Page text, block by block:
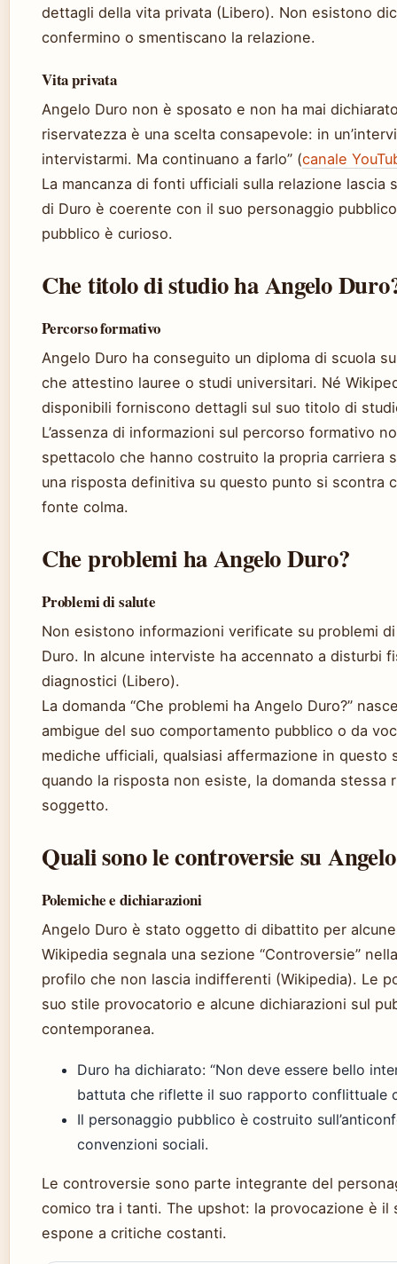
dettagli della vita privata (Libero). Non esistono
confermino o smentiscano la relazione.
Vita privata
Angelo Duro non è sposato e non ha mai
riservatezza è una scelta consapevole: in
intervistarmi. Ma continuano a farlo” (canale
La mancanza di fonti ufficiali sulla relazione lascia
di Duro è coerente con il suo personaggio
pubblico è curioso.
Che titolo di studio ha Angelo
Percorso formativo
Angelo Duro ha conseguito un diploma di scuola
che attestino lauree o studi universitari. Né
disponibili forniscono dettagli sul suo titolo di
L’assenza di informazioni sul percorso formativo
spettacolo che hanno costruito la propria carriera
una risposta definitiva su questo punto si scontra
fonte colma.
Che problemi ha Angelo Duro?
Problemi di salute
Non esistono informazioni verificate su problemi
Duro. In alcune interviste ha accennato a disturbi
diagnostici (Libero).
La domanda “Che problemi ha Angelo Duro?”
ambigue del suo comportamento pubblico o da
mediche ufficiali, qualsiasi affermazione in
quando la risposta non esiste, la domanda stessa
soggetto.
Quali sono le controversie su
Polemiche e dichiarazioni
Angelo Duro è stato oggetto di dibattito per
Wikipedia segnala una sezione “Controversie”
profilo che non lascia indifferenti (Wikipedia). Le
suo stile provocatorio e alcune dichiarazioni sul
contemporanea.
Duro ha dichiarato: “Non deve essere bello
battuta che riflette il suo rapporto conflittuale
Il personaggio pubblico è costruito
convenzioni sociali.
Le controversie sono parte integrante del
comico tra i tanti. The upshot: la provocazione è il
espone a critiche costanti.